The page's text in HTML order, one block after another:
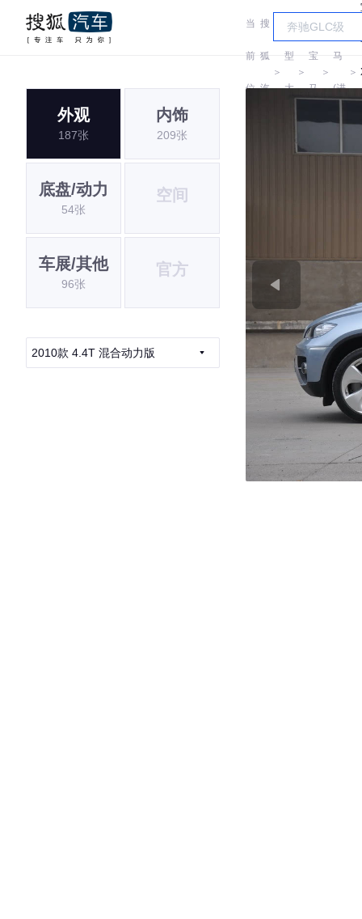
当
前
位
搜
狐
汽
＞
车
型
大
＞
宝
马
＞
宝
马
(进
口)
＞
外观
187张
内饰
209张
底盘/动力
54张
空间
车展/其他
96张
官方
2010款 4.4T 混合动力版